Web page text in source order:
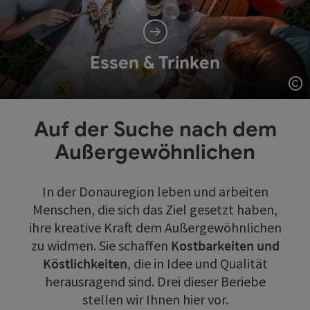
Essen & Trinken
Auf der Suche nach dem
Außergewöhnlichen
In der Donauregion leben und arbeiten
Menschen, die sich das Ziel gesetzt haben,
ihre kreative Kraft dem Außergewöhnlichen
zu widmen. Sie schaffen Kostbarkeiten und
Köstlichkeiten, die in Idee und Qualität
herausragend sind. Drei dieser Beriebe
stellen wir Ihnen hier vor.